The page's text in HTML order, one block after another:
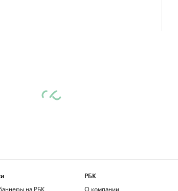
на РБК
РБК
О компании